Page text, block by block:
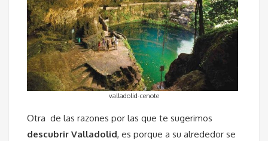
valladolid-cenote
Otra de las razones por las que te sugerimos
descubrir Valladolid, es porque a su alrededor se